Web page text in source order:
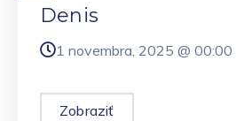
Denis
1 novembra, 2025 @ 00:00
Zobraziť